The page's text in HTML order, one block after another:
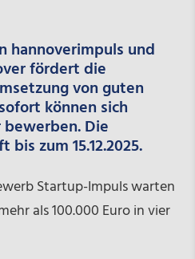
hannoverimpuls und
fördert die
von guten
können sich
Die
zum 15.12.2025.
Startup-Impuls warten
als 100.000 Euro in vier